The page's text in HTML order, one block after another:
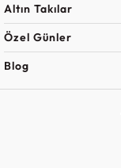
Altın Takılar
Özel Günler
Blog